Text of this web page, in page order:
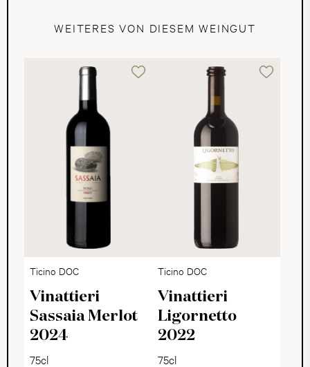
WEITERES VON DIESEM WEINGUT
Ticino DOC
Vinattieri
Sassaia Merlot
2024
75cl
Ticino DOC
Vinattieri
Ligornetto
2022
75cl